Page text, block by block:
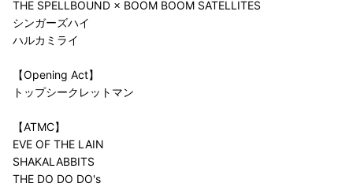
THE SPELLBOUND × BOOM BOOM SATELLITES
シンガーズハイ
ハルカミライ
【Opening Act】
トップシークレットマン
【ATMC】
EVE OF THE LAIN
SHAKALABBITS
THE DO DO DO's